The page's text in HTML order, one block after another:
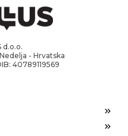
d.o.o.
- Hrvatska
40789119569